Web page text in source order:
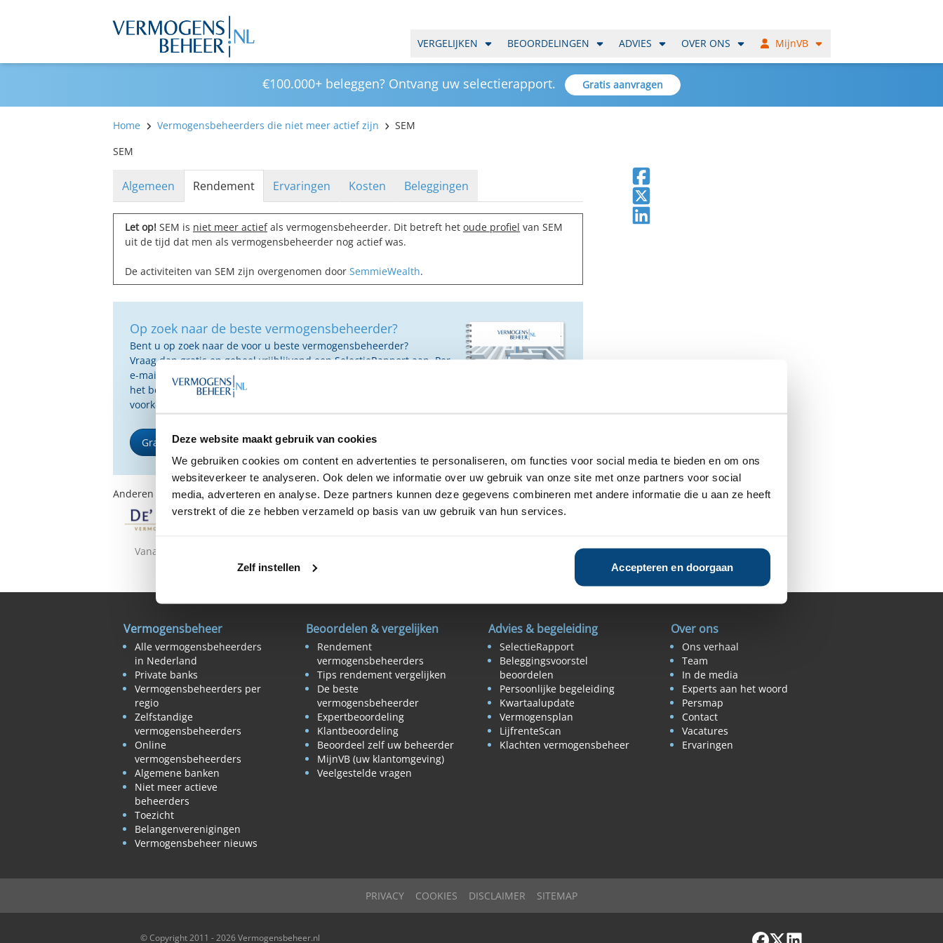
Deze website maakt gebruik van cookies
We gebruiken cookies om content en advertenties te personaliseren, om functies voor social media te bieden en om ons
websiteverkeer te analyseren. Ook delen we informatie over uw gebruik van onze site met onze partners voor social
media, adverteren en analyse. Deze partners kunnen deze gegevens combineren met andere informatie die u aan ze heeft
verstrekt of die ze hebben verzameld op basis van uw gebruik van hun services.
Zelf instellen Accepteren en doorgaan
VERGELIJKEN BEOORDELINGEN ADVIES OVER ONS MijnVB
€100.000+ beleggen? Ontvang uw selectierapport. Gratis aanvragen
Home Vermogensbeheerders die niet meer actief zijn
SEM
SEM
Algemeen Rendement Ervaringen Kosten Beleggingen
Let op! SEM is niet meer actiefals vermogensbeheerder. Dit betreft het oude profiel van SEM
uit de tijd dat men als vermogensbeheerder nog actief was.
De activiteiten van SEM zijn overgenomen door SemmieWealth.
Op zoek naar de beste vermogensbeheerder?
Bent u op zoek naar de voor u beste vermogensbeheerder?
Vraag dan gratis en geheel vrijblijvend een SelectieRapport aan. Per
e-mail ontvangt u een selectie van goede vermogensbeheerders die
het beste passen bij uw persoonlijke situatie, wensen en
voorkeuren.
Gratis Selectierapport
Anderen bekeken ook:
Vanaf €10.000
Deel op Facebook
Deel op X
Deel op LinkedIn
Vermogensbeheer
Alle vermogensbeheerders
in Nederland
Private banks
Vermogensbeheerders per
regio
Zelfstandige
vermogensbeheerders
Online
vermogensbeheerders
Algemene banken
Niet meer actieve
beheerders
Toezicht
Belangenverenigingen
Vermogensbeheer nieuws
Beoordelen & vergelijken
Rendement
vermogensbeheerders
Tips rendement vergelijken
De beste
vermogensbeheerder
Expertbeoordeling
Klantbeoordeling
Beoordeel zelf uw beheerder
MijnVB (uw klantomgeving)
Veelgestelde vragen
Advies & begeleiding
SelectieRapport
Beleggingsvoorstel
beoordelen
Persoonlijke begeleiding
Kwartaalupdate
Vermogensplan
LijfrenteScan
Klachten vermogensbeheer
Over ons
Ons verhaal
Team
In de media
Experts aan het woord
Persmap
Contact
Vacatures
Ervaringen
PRIVACY COOKIES DISCLAIMER SITEMAP
© Copyright 2011 - 2026 Vermogensbeheer.nl Facebook
X / Twitter
LinkedIn